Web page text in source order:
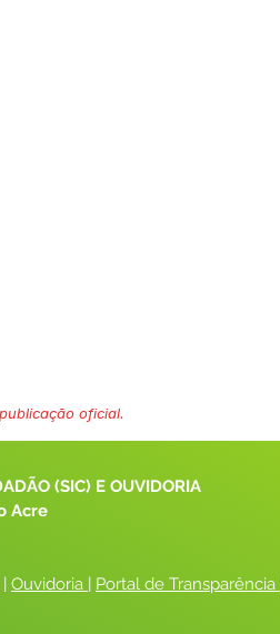
oficial.
(SIC) E OUVIDORIA
Acre
| Ouvidoria | Portal de Transparência